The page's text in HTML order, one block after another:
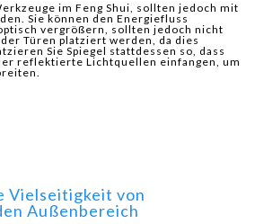
im Feng Shui, sollten jedoch mit
Sie können den Energiefluss
vergrößern, sollten jedoch nicht
Türen platziert werden, da dies
Sie Spiegel stattdessen so, dass
reflektierte Lichtquellen einfangen, um
Vielseitigkeit von
Außenbereich